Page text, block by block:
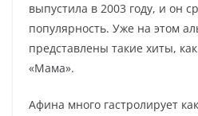
выпустила в 2003 году, и он
популярность. Уже на этом
представлены такие хиты,
«Мама».
Афина много гастролирует